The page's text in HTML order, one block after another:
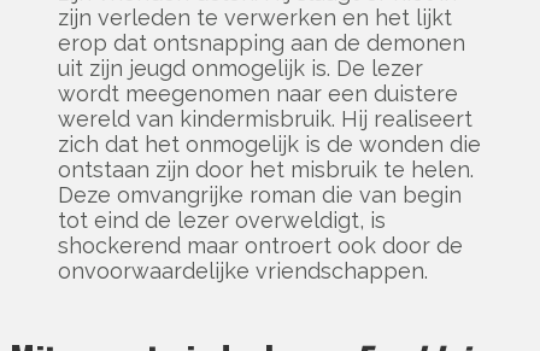
zijn verleden te verwerken en het lijkt
erop dat ontsnapping aan de demonen
uit zijn jeugd onmogelijk is. De lezer
wordt meegenomen naar een duistere
wereld van kindermisbruik. Hij realiseert
zich dat het onmogelijk is de wonden die
ontstaan zijn door het misbruik te helen.
Deze omvangrijke roman die van begin
tot eind de lezer overweldigt, is
shockerend maar ontroert ook door de
onvoorwaardelijke vriendschappen.